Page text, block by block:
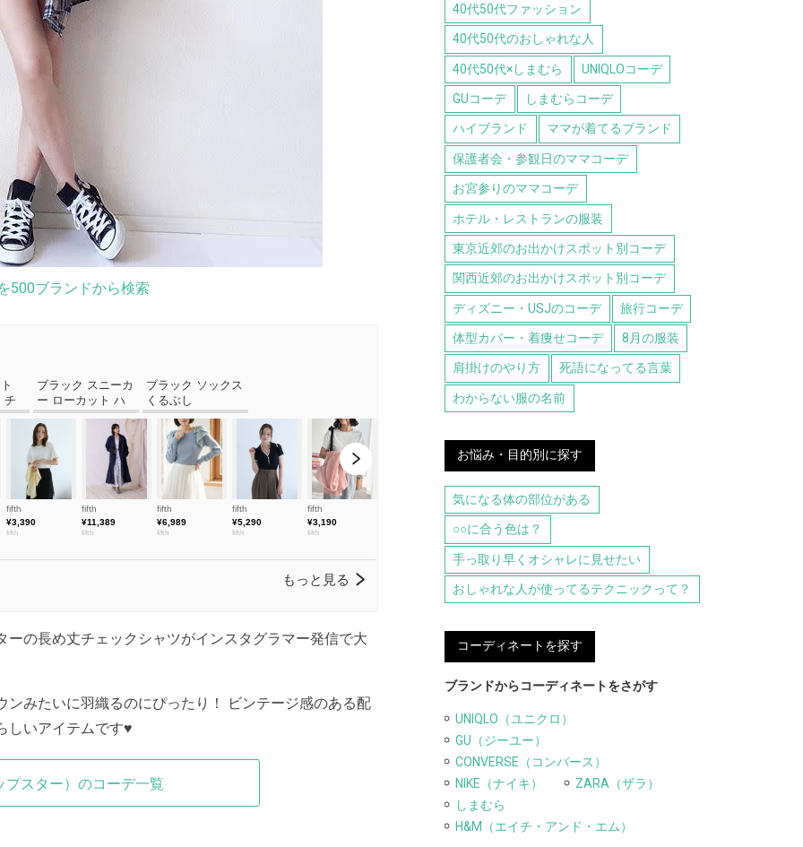
500ブランドから検索
の長め丈チェックシャツがインスタグラマー発信で大
みたいに羽織るのにぴったり！ ビンテージ感のある配
しいアイテムです♥
プスター）のコーデ一覧
40代50代ファッション
40代50代のおしゃれな人
40代50代×しまむら UNIQLOコーデ
GUコーデ しまむらコーデ
ハイブランド ママが着てるブランド
保護者会・参観日のママコーデ
お宮参りのママコーデ
ホテル・レストランの服装
東京近郊のお出かけスポット別コーデ
関西近郊のお出かけスポット別コーデ
ディズニー・USJのコーデ 旅行コーデ
体型カバー・着痩せコーデ 8月の服装
肩掛けのやり方 死語になってる言葉
わからない服の名前
お悩み・目的別に探す
気になる体の部位がある
○○に合う色は？
手っ取り早くオシャレに見せたい
おしゃれな人が使ってるテクニックって？
コーディネートを探す
ブランドからコーディネートをさがす
UNIQLO（ユニクロ）
GU（ジーユー）
CONVERSE（コンバース）
NIKE（ナイキ）
ZARA（ザラ）
しまむら
H&M（エイチ・アンド・エム）